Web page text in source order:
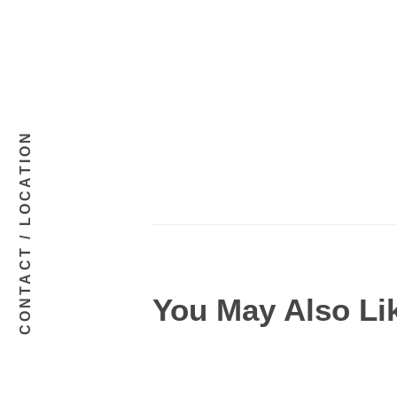
You May Also
CONTACT / LOCATION